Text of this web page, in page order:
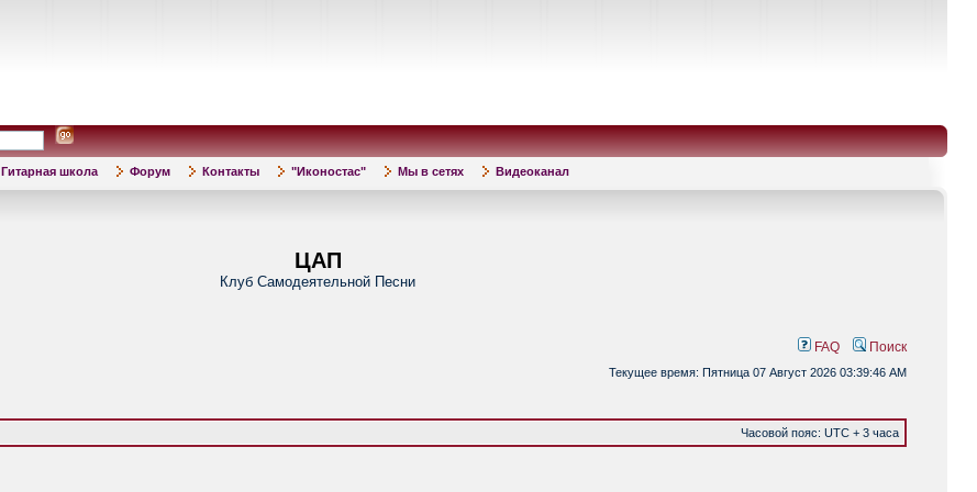
Гитарная школа Форум Контакты "Иконостас" Мы в сетях Видеоканал
ЦАП
Клуб Самодеятельной Песни
FAQ Поиск
Текущее время: Пятница 07 Август 2026 03:39:46 AM
Часовой пояс: UTC + 3 часа